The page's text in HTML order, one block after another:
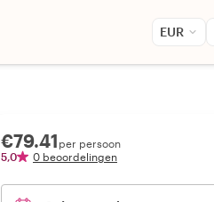
EUR
€79.41 per persoon
5,0
0 beoordelingen